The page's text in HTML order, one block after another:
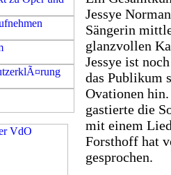
Jessye
Sängerin
glanzvollen
Jessye ist
das Publikum
Ovationen
gastierte die
mit einem
Forsthoff hat
gesprochen.